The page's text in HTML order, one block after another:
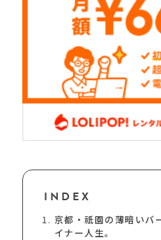
INDEX
京都・祇園の薄暗いバ
イナー人生。